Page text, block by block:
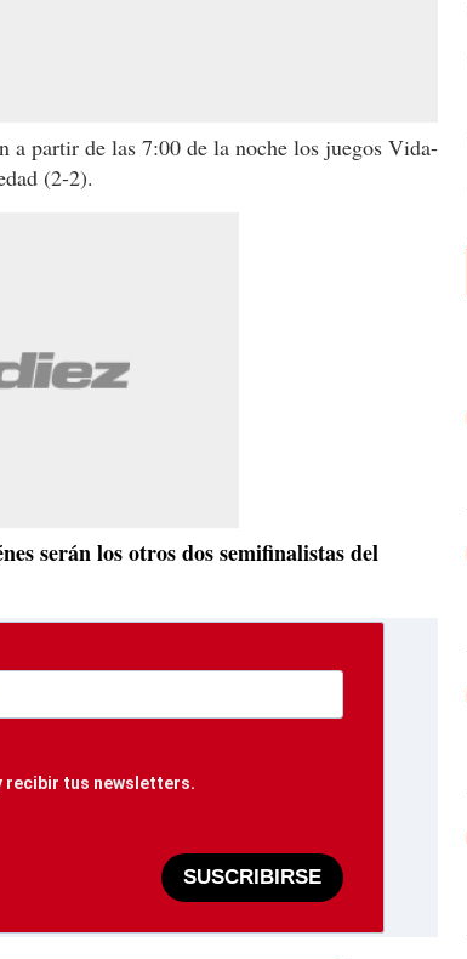
a partir de las 7:00 de la noche los juegos Vida-
(2-2).
serán los otros dos semifinalistas del
recibir tus newsletters.
SUSCRIBIRSE